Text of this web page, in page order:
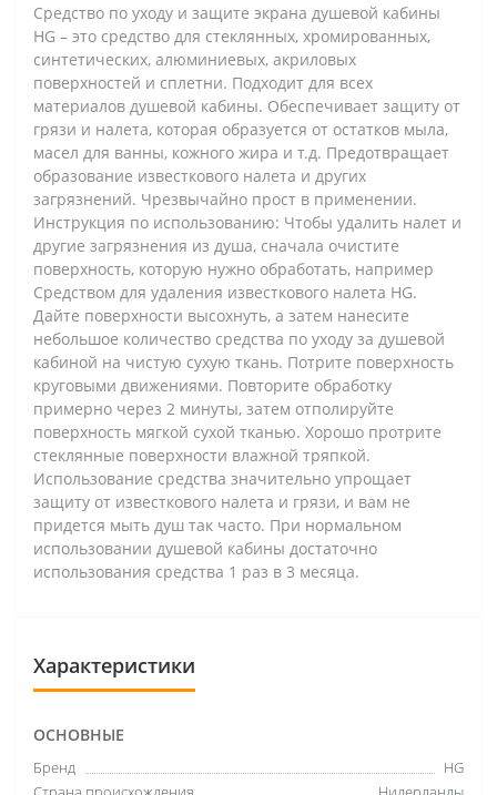
Средство по уходу и защите экрана душевой кабины
HG – это средство для стеклянных, хромированных,
синтетических, алюминиевых, акриловых
поверхностей и сплетни. Подходит для всех
материалов душевой кабины. Обеспечивает защиту от
грязи и налета, которая образуется от остатков мыла,
масел для ванны, кожного жира и т.д. Предотвращает
образование известкового налета и других
загрязнений. Чрезвычайно прост в применении.
Инструкция по использованию: Чтобы удалить налет и
другие загрязнения из душа, сначала очистите
поверхность, которую нужно обработать, например
Средством для удаления известкового налета HG.
Дайте поверхности высохнуть, а затем нанесите
небольшое количество средства по уходу за душевой
кабиной на чистую сухую ткань. Потрите поверхность
круговыми движениями. Повторите обработку
примерно через 2 минуты, затем отполируйте
поверхность мягкой сухой тканью. Хорошо протрите
стеклянные поверхности влажной тряпкой.
Использование средства значительно упрощает
защиту от известкового налета и грязи, и вам не
придется мыть душ так часто. При нормальном
использовании душевой кабины достаточно
использования средства 1 раз в 3 месяца.
Характеристики
ОСНОВНЫЕ
Бренд
HG